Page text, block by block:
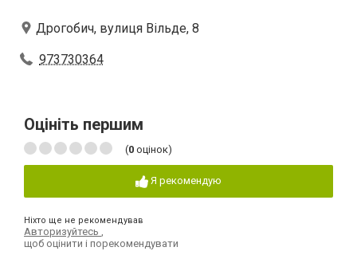
Дрогобич, вулиця Вільде, 8
973730364
Оцініть першим
(0 оцінок)
Я рекомендую
Ніхто ще не рекомендував
Авторизуйтесь
щоб оцінити і порекомендувати